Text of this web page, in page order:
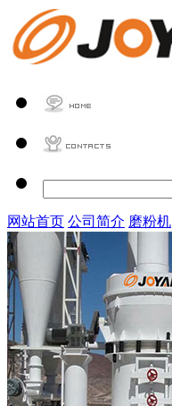
网站首页 公司简介 磨粉机